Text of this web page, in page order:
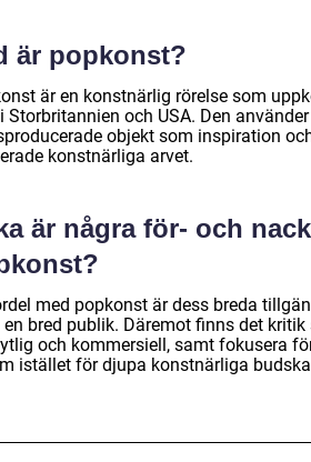
är popkonst?
är en konstnärlig rörelse som
Storbritannien och USA. Den
objekt som inspiration
konstnärliga arvet.
är några för- och
med popkonst är dess breda
bred publik. Däremot finns det
och kommersiell, samt fokusera
istället för djupa konstnärliga